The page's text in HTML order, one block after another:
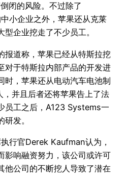
闭的风险。不过除了
小企业之外，苹果还从克莱
企业挖走了不少员工。
道称，苹果已经从特斯拉挖
对于特斯拉内部产品的开发进
时，苹果还从电动汽车电池制
并且后者还将苹果告上了法
员工之后，A123 Systems一
发。
行官Derek Kaufman认为，
影响融资努力，该公司或许可
他公司的不断挖人导致了潜在